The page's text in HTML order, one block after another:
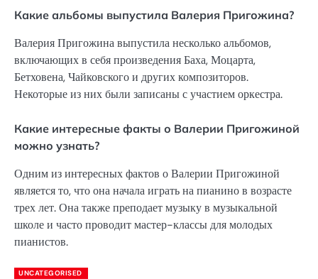
Какие альбомы выпустила Валерия Пригожина?
Валерия Пригожина выпустила несколько альбомов,
включающих в себя произведения Баха, Моцарта,
Бетховена, Чайковского и других композиторов.
Некоторые из них были записаны с участием оркестра.
Какие интересные факты о Валерии Пригожиной
можно узнать?
Одним из интересных фактов о Валерии Пригожиной
является то, что она начала играть на пианино в возрасте
трех лет. Она также преподает музыку в музыкальной
школе и часто проводит мастер-классы для молодых
пианистов.
UNCATEGORISED